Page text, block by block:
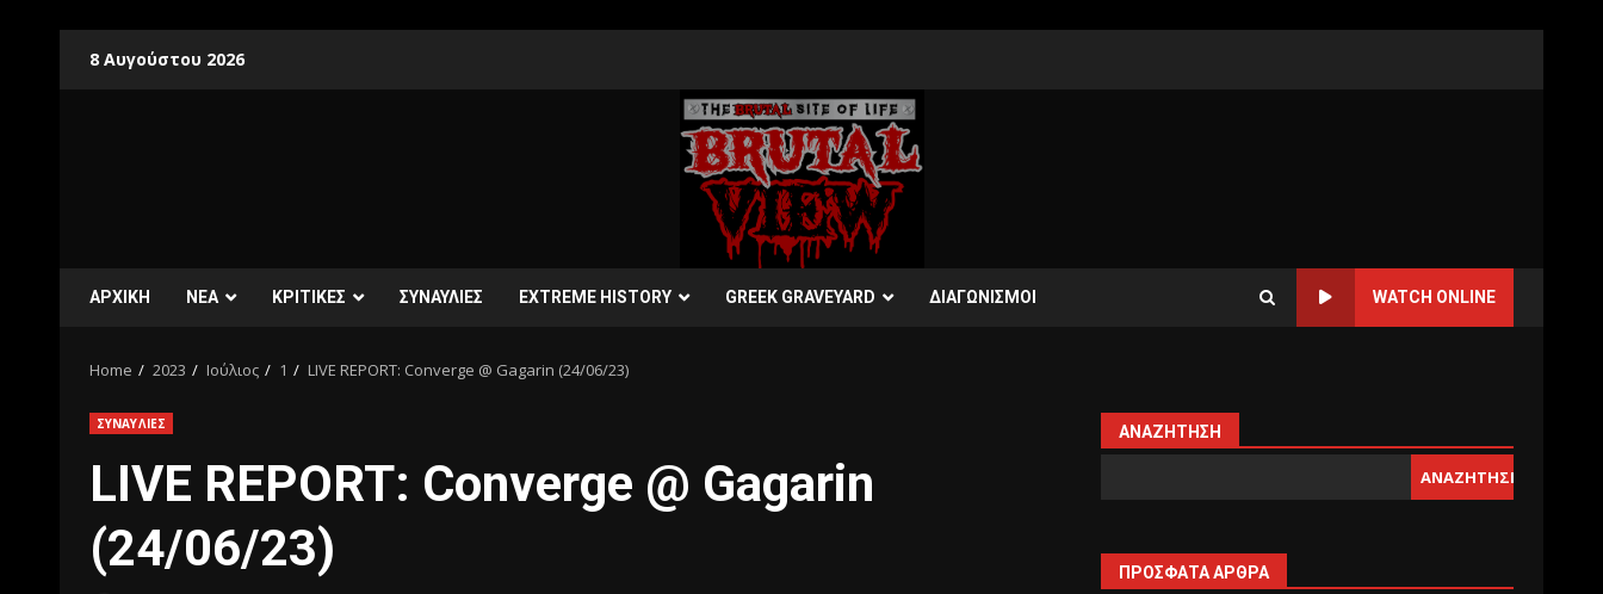
8 Αυγούστου 2026
ΑΡΧΙΚΗ ΝΕΑ ΚΡΙΤΙΚΕΣ ΣΥΝΑΥΛΙΕΣ EXTREME HISTORY GREEK GRAVEYARD ΔΙΑΓΩΝΙΣΜΟΙ WATCH ONLINE
Home 2023 Ιούλιος 1 LIVE REPORT: Converge @ Gagarin (24/06/23)
ΣΥΝΑΥΛΙΕΣ
LIVE REPORT: Converge @ Gagarin
(24/06/23)
ΑΝΑΖΉΤΗΣΗ
ΑΝΑΖΉΤΗΣΗ
ΠΡΌΣΦΑΤΑ ΆΡΘΡΑ